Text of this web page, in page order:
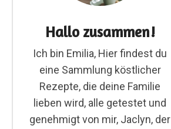
Hallo zusammen!
Ich bin Emilia, Hier findest du
eine Sammlung köstlicher
Rezepte, die deine Familie
lieben wird, alle getestet und
genehmigt von mir, Jaclyn, der